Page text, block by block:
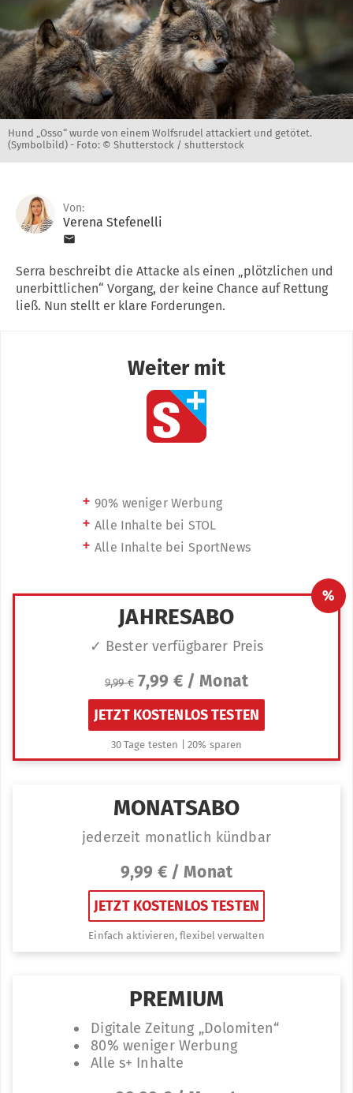
Hund „Osso“ wurde von einem Wolfsrudel attackiert und getötet.
(Symbolbild) - Foto: © Shutterstock / shutterstock
Von:
Verena Stefenelli
Serra beschreibt die Attacke als einen „plötzlichen und
unerbittlichen“ Vorgang, der keine Chance auf Rettung
ließ. Nun stellt er klare Forderungen.